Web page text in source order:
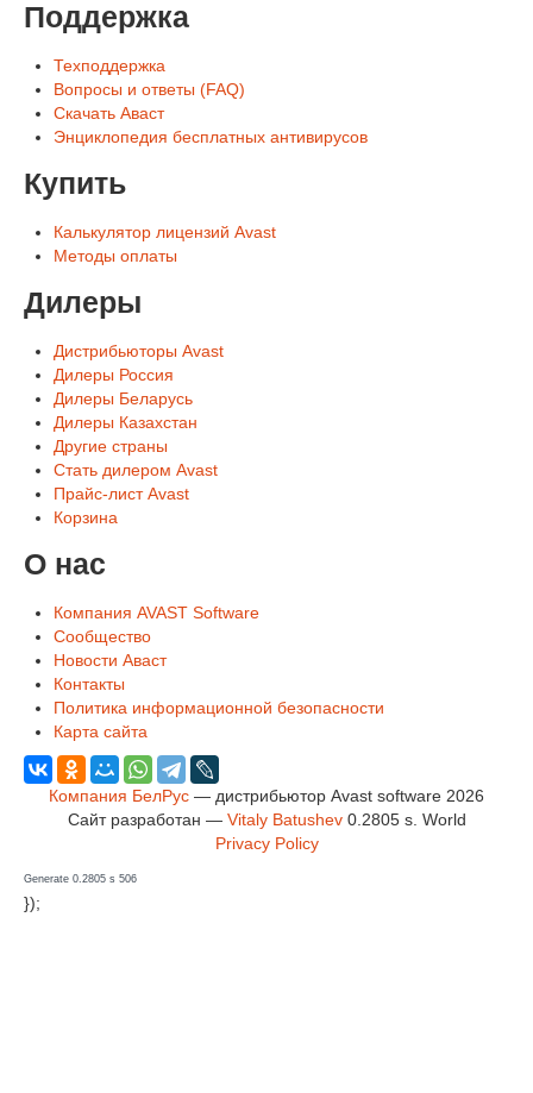
Поддержка
Техподдержка
Вопросы и ответы (FAQ)
Скачать Аваст
Энциклопедия бесплатных антивирусов
Купить
Калькулятор лицензий Avast
Методы оплаты
Дилеры
Дистрибьюторы Avast
Дилеры Россия
Дилеры Беларусь
Дилеры Казахстан
Другие страны
Стать дилером Avast
Прайс-лист Avast
Корзина
О нас
Компания AVAST Software
Сообщество
Новости Аваст
Контакты
Политика информационной безопасности
Карта сайта
Компания БелРус — дистрибьютор Avast software 2026
Сайт разработан — Vitaly Batushev0.2805 s. World
Privacy Policy
Generate 0.2805 s 506
});